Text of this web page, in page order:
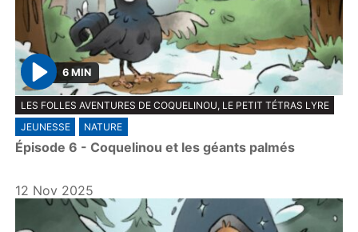
P
l
a
y
6 MIN
LES FOLLES AVENTURES DE COQUELINOU, LE PETIT TÉTRAS LYRE
JEUNESSE
NATURE
Épisode 6 - Coquelinou et les géants palmés
12 Nov 2025